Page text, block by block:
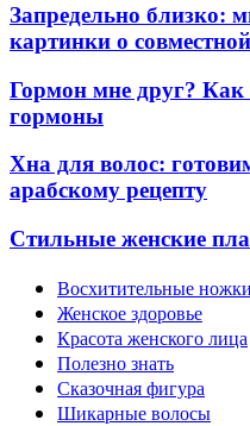
Запредельно близко:
картинки о
Гормон мне друг?
гормоны
Хна для волос:
арабскому рецепту
Стильные женские
Восхитительные ножки
Женское здоровье
Красота женского лица
Полезно знать
Сказочная фигура
Шикарные волосы